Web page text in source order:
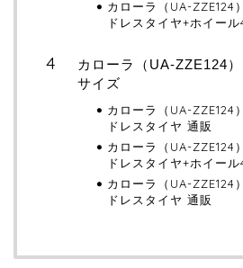
カローラ（UA-ZZE124
ドレスタイヤ+ホイー
カローラ（UA-ZZE124
サイズ
カローラ（UA-ZZE124
ドレスタイヤ 通販
カローラ（UA-ZZE124
ドレスタイヤ+ホイー
カローラ（UA-ZZE124
ドレスタイヤ 通販